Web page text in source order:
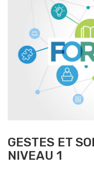
GESTES ET
NIVEAU 1